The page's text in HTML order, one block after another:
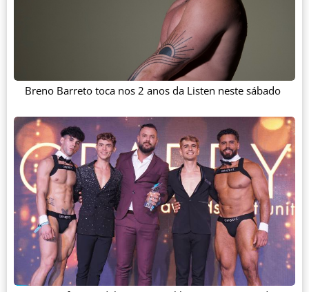
Breno Barreto toca nos 2 anos da Listen neste sábado